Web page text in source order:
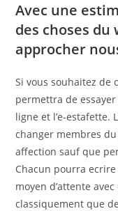
Avec une
des choses du
approcher
Si vous souhaitez de
permettra de
ligne et l’e-estafette.
changer membres
affection sauf que
Chacun pourra
moyen d’attente
classiquement que